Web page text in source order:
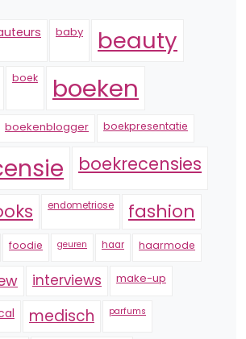
baby beauty
boek boeken
boekenblogger boekpresentatie
boekrecensies
endometriose fashion
foodie geuren haar haarmode
interviews make-up
medisch parfums